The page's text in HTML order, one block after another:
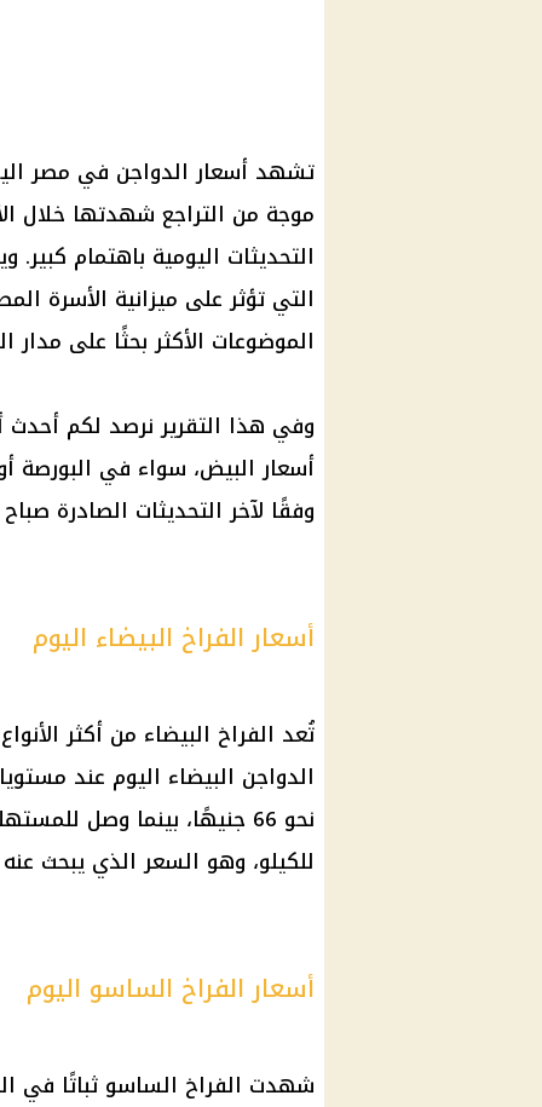
موجة من التراجع شهدتها خلال
التحديثات اليومية باهتمام
التي تؤثر على ميزانية الأسرة
الموضوعات الأكثر بحثًا على مدار
وفي هذا التقرير نرصد لكم أحدث
أسعار البيض، سواء في البورصة
وفقًا لآخر التحديثات الصادرة
أسعار الفراخ البيضاء اليوم
تُعد الفراخ البيضاء من أكثر
الدواجن البيضاء اليوم عند
للكيلو، وهو السعر الذي يبحث
أسعار الفراخ الساسو اليوم
شهدت الفراخ الساسو ثباتًا في